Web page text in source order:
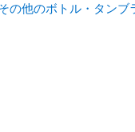
の他のボトル・タンブ